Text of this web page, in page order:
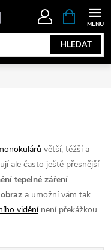
HLEDAT
NÁKUPNÍ
KOŠÍK
větší, těžší a
ale často ještě přesnější
tepelné záření
a umožní vám tak
viděnínení překážkou